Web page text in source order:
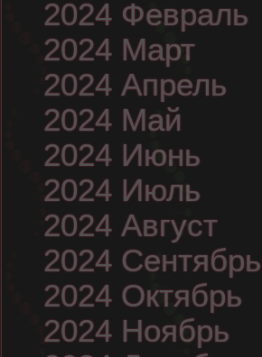
2024 Февраль
2024 Март
2024 Апрель
2024 Май
2024 Июнь
2024 Июль
2024 Август
2024 Сентябрь
2024 Октябрь
2024 Ноябрь